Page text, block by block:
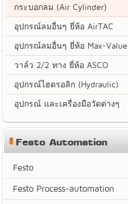
กระบอกลม (Air Cylinder)
อุปกรณ์ลมอื่นๆ ยี่ห้อ AirTAC
อุปกรณ์ลมอื่นๆ ยี่ห้อ Max-Value
วาล์ว 2/2 ทาง ยี่ห้อ ASCO
อุปกรณ์ไฮดรอลิก (Hydraulic)
อุปกรณ์ และเครื่องมือวัดต่างๆ
Festo Automation
Festo
Festo Process-automation